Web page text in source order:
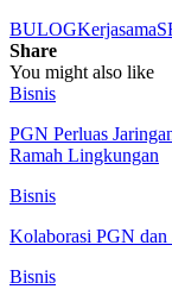
BULOGKerjasama
Share
You might also like
Bisnis
PGN Perluas
Ramah Lingkungan
Bisnis
Kolaborasi PGN dan
Bisnis